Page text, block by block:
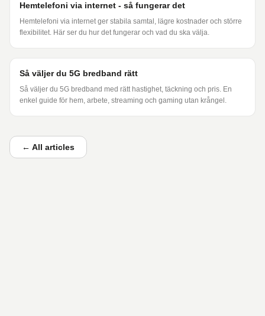
Hemtelefoni via internet - så fungerar det
Hemtelefoni via internet ger stabila samtal, lägre kostnader och större
flexibilitet. Här ser du hur det fungerar och vad du ska välja.
Så väljer du 5G bredband rätt
Så väljer du 5G bredband med rätt hastighet, täckning och pris. En
enkel guide för hem, arbete, streaming och gaming utan krångel.
← All articles